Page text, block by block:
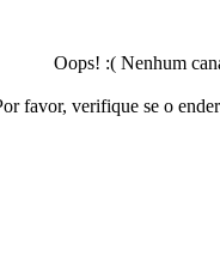
Oops! :( Nenhum
favor, verifique se o